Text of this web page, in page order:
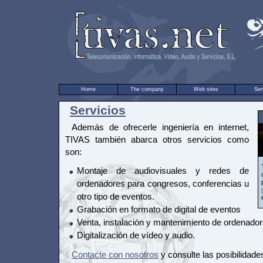
Home The company Web sites
Servicios
Además de ofrecerle ingeniería en internet,
TIVAS también abarca otros servicios como
son:
Montaje de audiovisuales y redes de
ordenadores para congresos, conferencias u
otro tipo de eventos.
Grabación en formato de digital de eventos
Venta, instalación y mantenimiento de
Digitalización de vídeo y audio.
Contacte con nosotros y consulte las